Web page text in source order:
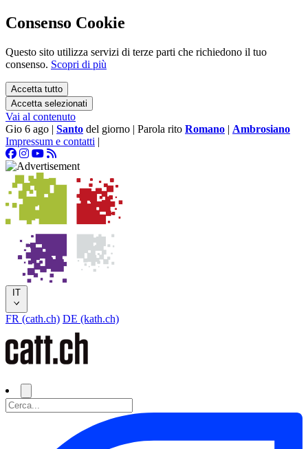
Consenso Cookie
Questo sito utilizza servizi di terze parti che richiedono il tuo
consenso. Scopri di più
Accetta tutto
Accetta selezionati
Vai al contenuto
Gio 6 ago | Santo del giorno | Parola rito Romano | Ambrosiano
Impressum e contatti |
IT
FR (cath.ch) DE (kath.ch)